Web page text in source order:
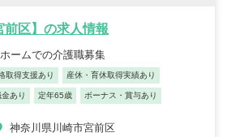
前区】の求人情報
ームでの介護職募集
取得支援あり 産休・育休取得実績あり
あり 定年65歳 ボーナス・賞与あり
神奈川県川崎市宮前区